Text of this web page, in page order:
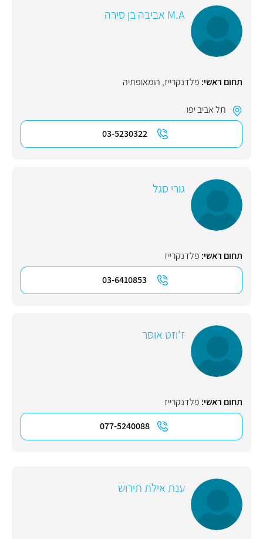
M.A אביבה בן סירה
תחום ראשי: פלדנקרייז, הומאופתיה
תל אביב יפו
03-5230322
גורי סגל
תחום ראשי: פלדנקרייז
03-6410853
ז'וזט אוסר
תחום ראשי: פלדנקרייז
077-5240088
ענת אילת תירוש